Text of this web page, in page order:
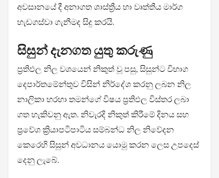
අවසානයේ දී අනාගත ශාස්ත්‍රීය හා වෘත්තීය මාර්ග
හැඩගස්වා ගැනීමද සිදු කරයි.
සිසුන් දැනගත යුතු කරුණු
ප්‍රතිඵල නිල වශයෙන් නිකුත් වූ පසු, සිසුන්ට විභාග
දෙපාර්තමේන්තුව විසින් නිර්දේශ කරනු ලබන නිල
නාලිකා හරහා තමන්ගේ විෂය ප්‍රතිඵල විස්තර ලබා
ගත හැකිවනු ඇත. නිවැරදි නිකුත් කිරීමේ දිනය සහ
ප්‍රවේශ ක්‍රියාපටිපාටිය සම්බන්ධ නිල නිවේදන
කෙරෙහි සිසුන් අවධානය යොමු කරන ලෙස උපදෙස්
දෙනු ලැබේ.